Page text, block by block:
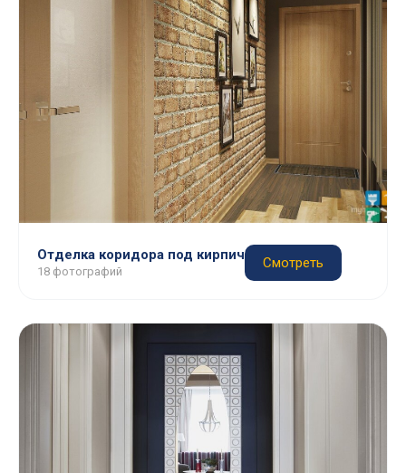
Отделка коридора под кирпич
18 фотографий
Смотреть